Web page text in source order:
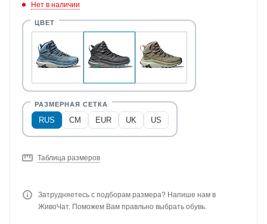
Нет в наличии
RUS CM EUR UK US
Таблица размеров
Затрудняетесь с подборам размера? Напише нам в
ЖивоЧат. Поможем Вам правльно выбрать обувь.